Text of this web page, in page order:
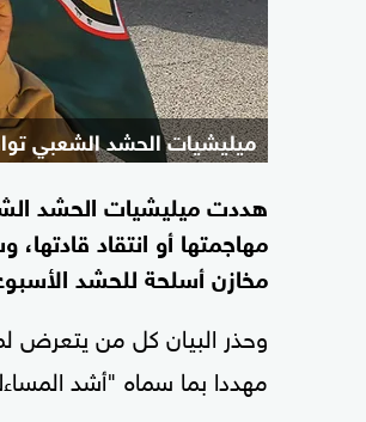
ميليشيات الحشد الشعبي
هددت ميليشيات الحشد
مهاجمتها أو انتقاد
مخازن أسلحة للحشد
وحذر البيان كل من يتعرض
مهددا بما سماه "أشد